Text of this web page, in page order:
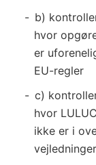
b)
hvor
er
EU-regler
c)
hvor
ikke er i